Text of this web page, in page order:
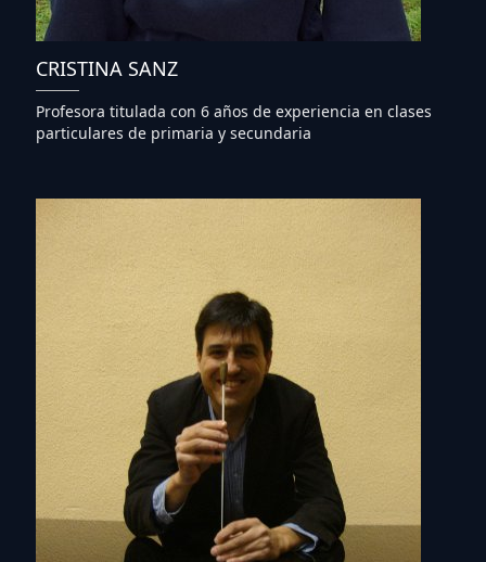
CRISTINA SANZ
Profesora titulada con 6 años de experiencia en clases
particulares de primaria y secundaria